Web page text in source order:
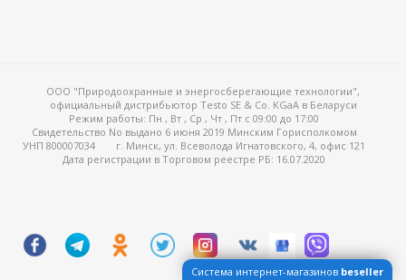
ООО "Природоохранные и энергосберегающие технологии",
официальный дистрибьютор Testo SE & Co. KGaA в Беларуси
Режим работы: Пн , Вт , Ср , Чт , Пт c 09:00 до 17:00
Свидетельство No выдано 6 июня 2019 Минским Горисполкомом
УНП 800007034
г. Минск, ул. Всеволода Игнатовского, 4, офис 121
Дата регистрации в Торговом реестре РБ: 16.07.2020
Система интернет-магазинов beseller